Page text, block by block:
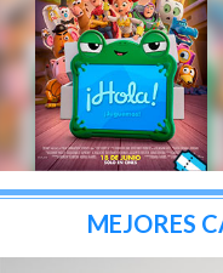
MEJORES